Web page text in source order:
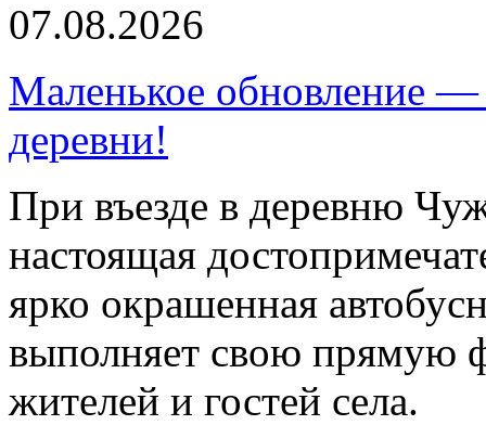
07.08.2026
Маленькое обновление —
деревни!
При въезде в деревню
настоящая
ярко окрашенная
выполняет свою прямую
жителей и гостей села.